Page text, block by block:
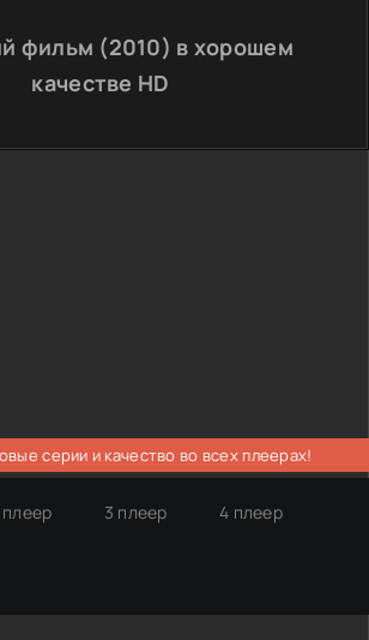
фильм (2010) в хорошем
качестве HD
серии и качество во всех плеерах!
3 плеер 4 плеер